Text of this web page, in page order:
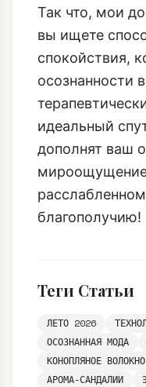
Так что, мои
вы ищете
спокойствия,
осознанности
идеальный
дополнят ваш
благополучию!
Теги Статьи
ЛЕТО 2026
ОСОЗНАННАЯ МОДА
КОНОПЛЯНОЕ ВОЛОКНО
АРОМА-САНДАЛИИ